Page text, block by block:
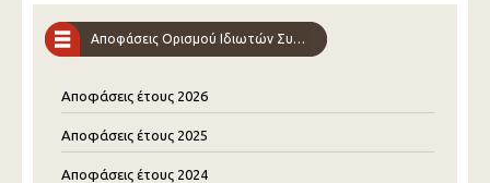
Αποφάσεις Ορισμού Ιδιωτών Συνεργατών
Αποφάσεις έτους 2026
Αποφάσεις έτους 2025
Αποφάσεις έτους 2024